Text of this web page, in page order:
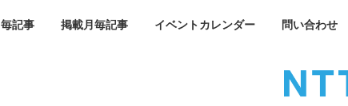
記事 掲載月毎記事 イベントカレンダー 問い合わせ